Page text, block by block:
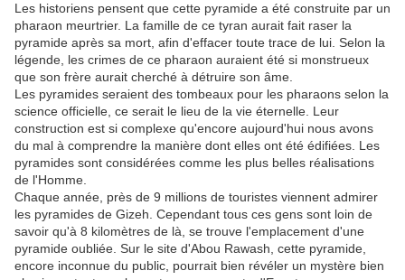
Les historiens pensent que cette pyramide a été construite par un
pharaon meurtrier. La famille de ce tyran aurait fait raser la
pyramide après sa mort, afin d'effacer toute trace de lui. Selon la
légende, les crimes de ce pharaon auraient été si monstrueux
que son frère aurait cherché à détruire son âme.
Les pyramides seraient des tombeaux pour les pharaons selon la
science officielle, ce serait le lieu de la vie éternelle. Leur
construction est si complexe qu'encore aujourd'hui nous avons
du mal à comprendre la manière dont elles ont été édifiées. Les
pyramides sont considérées comme les plus belles réalisations
de l'Homme.
Chaque année, près de 9 millions de touristes viennent admirer
les pyramides de Gizeh. Cependant tous ces gens sont loin de
savoir qu'à 8 kilomètres de là, se trouve l'emplacement d'une
pyramide oubliée. Sur le site d'Abou Rawash, cette pyramide,
encore inconnue du public, pourrait bien révéler un mystère bien